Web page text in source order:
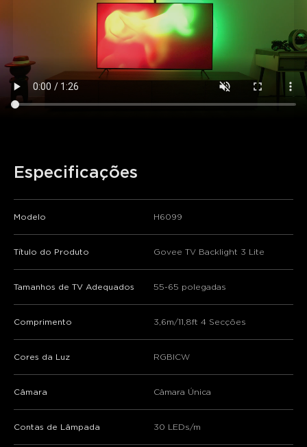
Especificações
Modelo H6099
Título do Produto Govee TV Backlight 3 Lite
Tamanhos de TV Adequados 55-65 polegadas
Comprimento 3,6m/11,8ft 4 Secções
Cores da Luz RGBICW
Câmara Câmara Única
Contas de Lâmpada 30 LEDs/m